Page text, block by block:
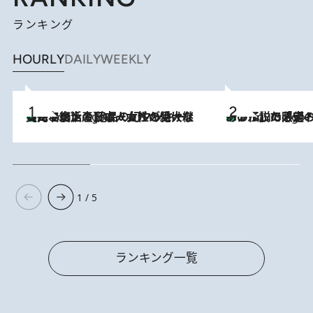
ランキング
HOURLYDAILYWEEKLY
2 Hours Ago
【ハワイ土産】ローカルの絶大な支持で復活！ 絶品の幻クッキー《元ファンの日本人女性が受け継いだ名店》 2 Hours Ago
あの伝説の限定トートも！ リニューアルした「ディーン
1 / 5
ランキング一覧